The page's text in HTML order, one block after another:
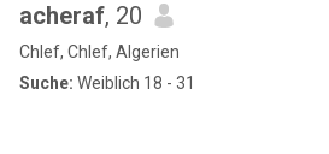
acheraf, 20
Chlef, Chlef, Algerien
Suche: Weiblich 18 - 31